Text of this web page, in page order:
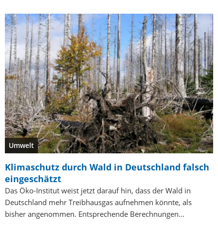
Umwelt
Klimaschutz durch Wald in Deutschland falsch
eingeschätzt
Das Öko-Institut weist jetzt darauf hin, dass der Wald in
Deutschland mehr Treibhausgas aufnehmen könnte, als
bisher angenommen. Entsprechende Berechnungen…